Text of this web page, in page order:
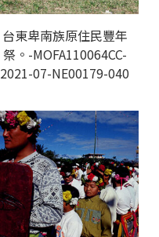
台東卑南族原住民豐年
祭。-MOFA110064CC-
2021-07-NE00179-040